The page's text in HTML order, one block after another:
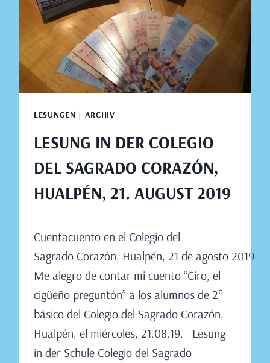
21.
AUGUST
2019
LESUNGEN | ARCHIV
LESUNG IN DER COLEGIO
DEL SAGRADO CORAZÓN,
HUALPÉN, 21. AUGUST 2019
Claudia
Engeler
Cuentacuento en el Colegio del
Sagrado Corazón, Hualpén, 21 de agosto 2019
Me alegro de contar mi cuento “Ciro, el
cigüeño preguntón” a los alumnos de 2°
básico del Colegio del Sagrado Corazón,
Hualpén, el miércoles, 21.08.19. Lesung
in der Schule Colegio del Sagrado